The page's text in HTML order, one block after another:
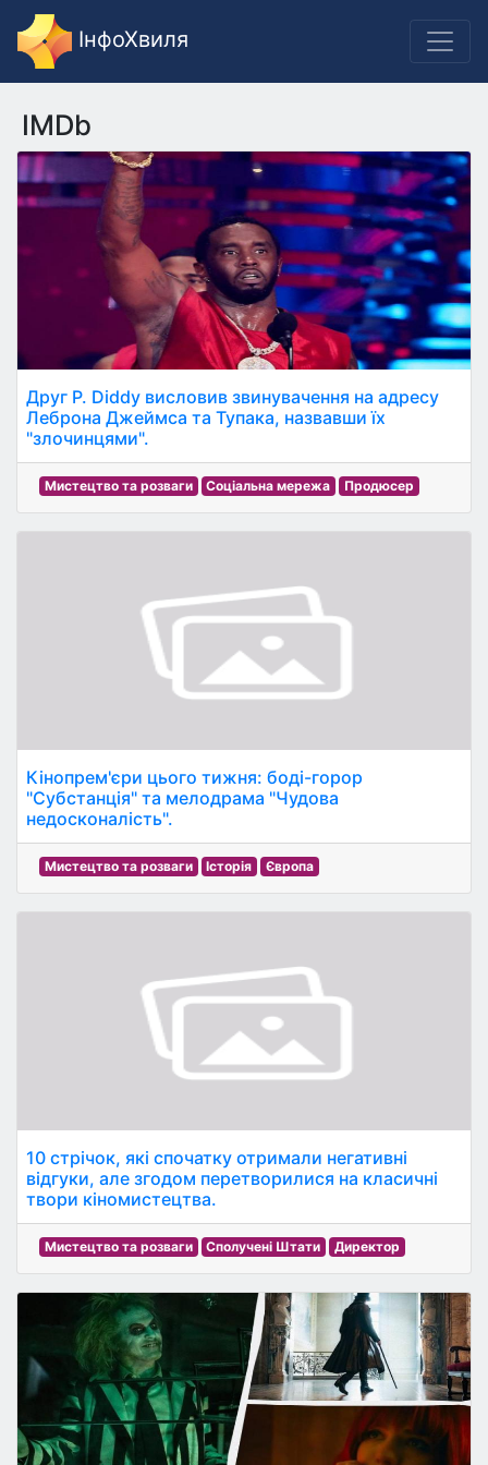
ІнфоХвиля
IMDb
Друг P. Diddy висловив звинувачення на адресу
Леброна Джеймса та Тупака, назвавши їх
"злочинцями".
Мистецтво та розваги Соціальна мережа Продюсер
Кінопрем'єри цього тижня: боді-горор
"Субстанція" та мелодрама "Чудова
недосконалість".
Мистецтво та розваги Історія Європа
10 стрічок, які спочатку отримали негативні
відгуки, але згодом перетворилися на класичні
твори кіномистецтва.
Мистецтво та розваги Сполучені Штати Директор